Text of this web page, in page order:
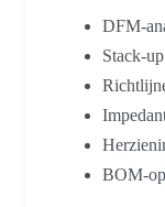
DFM-
Stack-
BOM-